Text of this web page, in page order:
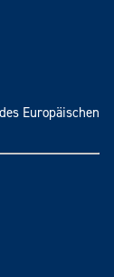
Europäischen